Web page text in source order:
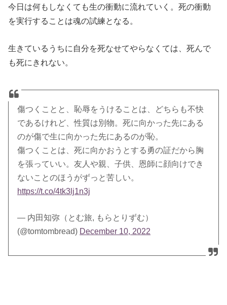
今日は何もしなくても生の衝動に流れていく。死の衝動
を実行することは魂の試練となる。
生きているうちに自分を死なせてやらなくては、死んで
も死にきれない。
傷つくことと、恥辱をうけることは、どちらも不快
であるけれど、性質は別物。死に向かった先にある
のが傷で生に向かった先にあるのが恥。
傷つくことは、死に向かおうとする勇の証だから胸
を張っていい。友人や親、子供、恩師に顔向けでき
ないことのほうがずっと苦しい。
https://t.co/4tk3lj1n3j
— 内田知弥（とむ旅, もらとりずむ）
(@tomtombread) December 10, 2022